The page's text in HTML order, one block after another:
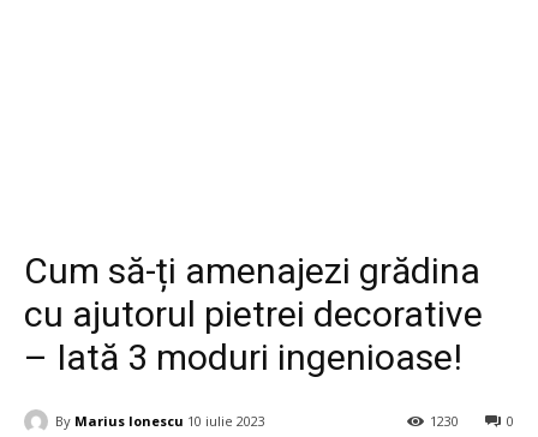
Cum să-ți amenajezi grădina
cu ajutorul pietrei decorative
– Iată 3 moduri ingenioase!
By Marius Ionescu 10 iulie 2023 0
1230